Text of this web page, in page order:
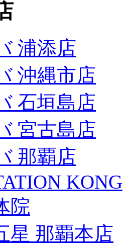
浦添店
沖縄市店
石垣島店
宮古島店
那覇店
KONG
院
星 那覇本店